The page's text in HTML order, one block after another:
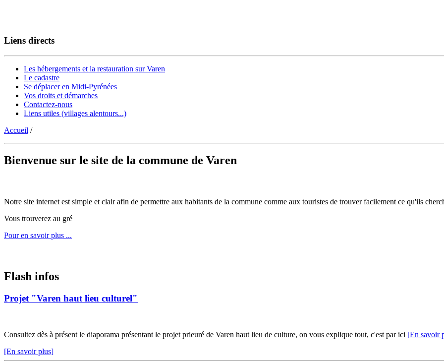
Liens directs
Les hébergements et la restauration sur Varen
Le cadastre
Se déplacer en Midi-Pyrénées
Vos droits et démarches
Contactez-nous
Liens utiles (villages alentours...)
Accueil /
Bienvenue sur le site de la commune de Varen
Notre site internet est simple et clair afin de permettre aux habitants de la commune comme aux touristes de trouver facilement ce qu'ils
Vous trouverez au gré
Pour en savoir plus ...
Flash infos
Projet "Varen haut lieu culturel"
Consultez dès à présent le diaporama présentant le projet prieuré de Varen haut lieu de culture, on vous explique tout, c'est par ici [En savoir
[En savoir plus]